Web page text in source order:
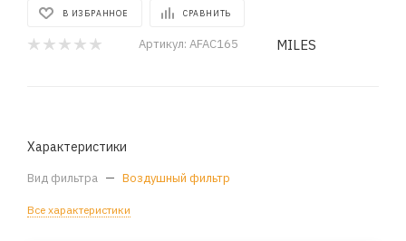
В ИЗБРАННОЕ СРАВНИТЬ
Артикул: AFAC165 MILES
Характеристики
Вид фильтра — Воздушный фильтр
Все характеристики